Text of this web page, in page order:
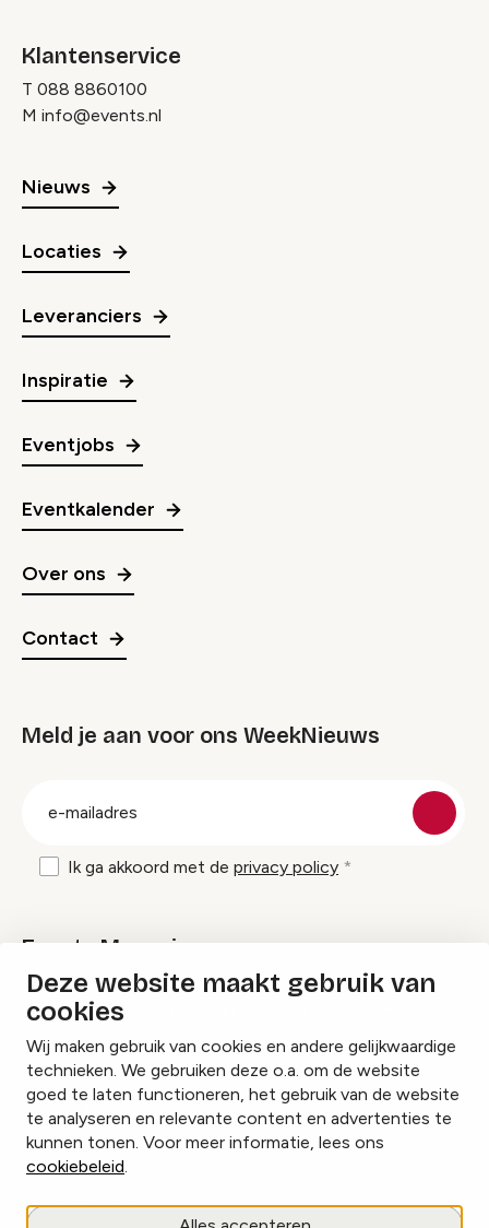
Deze website maakt gebruik van
cookies
Wij maken gebruik van cookies en andere gelijkwaardige
technieken. We gebruiken deze o.a. om de website
goed te laten functioneren, het gebruik van de website
te analyseren en relevante content en advertenties te
kunnen tonen. Voor meer informatie, lees ons
cookiebeleid.
Klantenservice
T 088 8860100
M info@events.nl
Nieuws
Locaties
Leveranciers
Inspiratie
Eventjobs
Eventkalender
Over ons
Contact
Meld je aan voor ons WeekNieuws
Ik ga akkoord met de privacy policy
Events Magazine
Ik ontvang graag Events Magazine
InstagramFacebookLinkedIn
Cookies beheren